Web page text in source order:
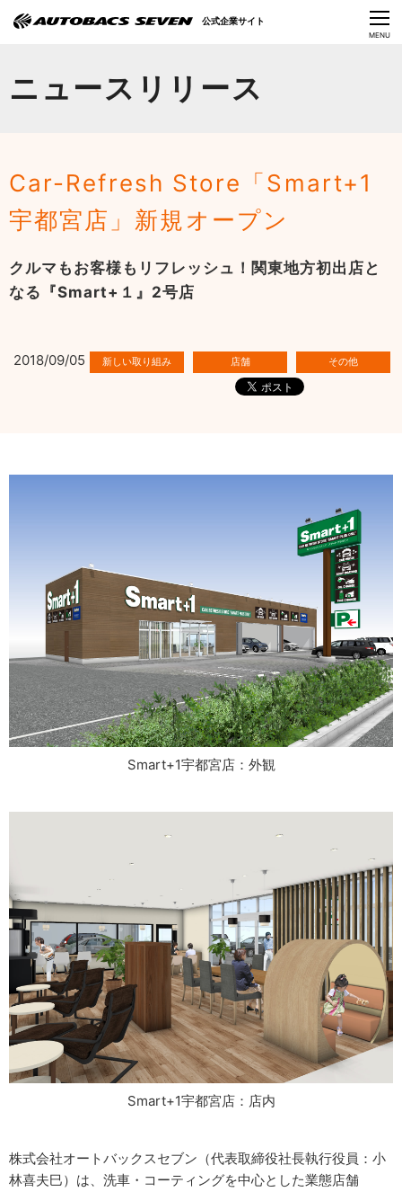
CLOSE
MENU
ニュースリリース
Car-Refresh Store「Smart+1
宇都宮店」新規オープン
クルマもお客様もリフレッシュ！関東地方初出店と
なる『Smart+１』2号店
2018/09/05
Smart+1宇都宮店：外観
Smart+1宇都宮店：店内
株式会社オートバックスセブン（代表取締役社長執行役員：小
林喜夫巳）は、洗車・コーティングを中心とした業態店舗
公式企業サイト
サステナビリティ
採用情報
Language